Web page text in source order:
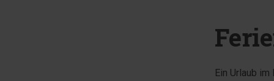
Ein Urlaub